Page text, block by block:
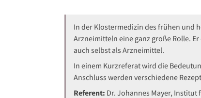
In der Klostermedizin des frühen und
Arzneimitteln eine ganz große Rolle.
auch selbst als Arzneimittel.
In einem Kurzreferat wird die
Anschluss werden verschiedene
Referent: Dr. Johannes Mayer,